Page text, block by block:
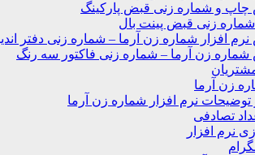
چاپ و شماره زنی قبض پارکینگ
زنی قبض پینت بال
افزار شماره زن آرما – شماره زنی دفتر
شماره زن آرما – شماره زنی فاکتور سه رنگ
زن آرما
توضیحات نرم افزار شماره زن آرما
تصادفی
نرم افزار